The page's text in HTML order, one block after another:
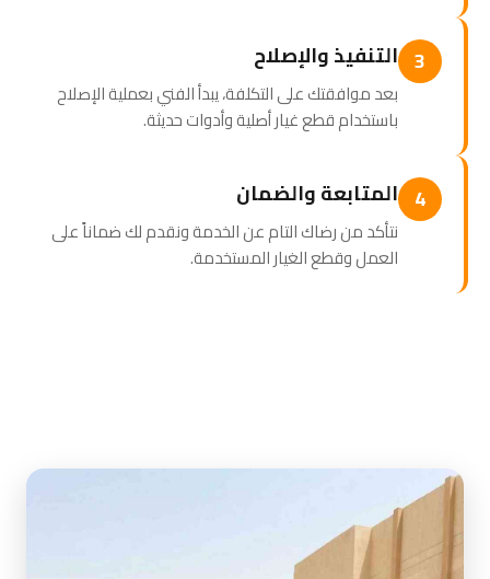
3 التنفيذ والإصلاح
بعد موافقتك على التكلفة، يبدأ الفني بعملية الإصلاح
باستخدام قطع غيار أصلية وأدوات حديثة.
4 المتابعة والضمان
نتأكد من رضاك التام عن الخدمة ونقدم لك ضماناً على
العمل وقطع الغيار المستخدمة.